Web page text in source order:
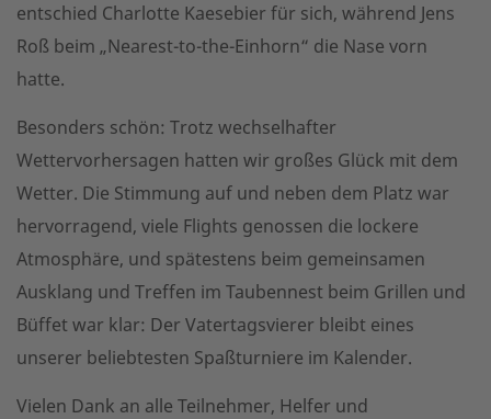
entschied Charlotte Kaesebier für sich, während Jens
Roß beim „Nearest-to-the-Einhorn“ die Nase vorn
hatte.
Besonders schön: Trotz wechselhafter
Wettervorhersagen hatten wir großes Glück mit dem
Wetter. Die Stimmung auf und neben dem Platz war
hervorragend, viele Flights genossen die lockere
Atmosphäre, und spätestens beim gemeinsamen
Ausklang und Treffen im Taubennest beim Grillen und
Büffet war klar: Der Vatertagsvierer bleibt eines
unserer beliebtesten Spaßturniere im Kalender.
Vielen Dank an alle Teilnehmer, Helfer und